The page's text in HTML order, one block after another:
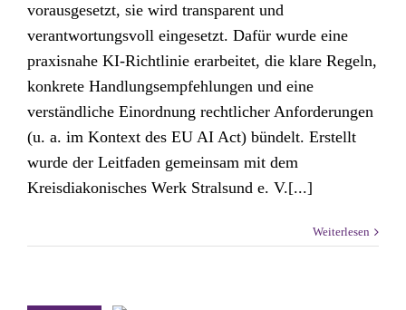
vorausgesetzt, sie wird transparent und
verantwortungsvoll eingesetzt. Dafür wurde eine
praxisnahe KI-Richtlinie erarbeitet, die klare Regeln,
konkrete Handlungsempfehlungen und eine
verständliche Einordnung rechtlicher Anforderungen
(u. a. im Kontext des EU AI Act) bündelt. Erstellt
wurde der Leitfaden gemeinsam mit dem
Kreisdiakonisches Werk Stralsund e. V.[...]
Weiterlesen